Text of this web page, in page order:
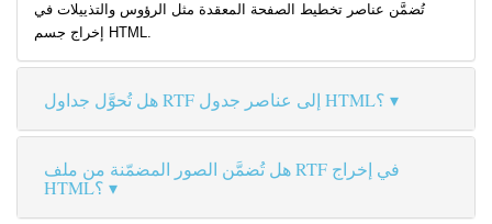
تُضمَّن عناصر تخطيط الصفحة المعقدة مثل الرؤوس والتذييلات في
إخراج جسم HTML.
هل تُحوَّل جداول RTF إلى عناصر جدول HTML؟
هل تُضمَّن الصور المضمّنة من ملف RTF في إخراج
HTML؟